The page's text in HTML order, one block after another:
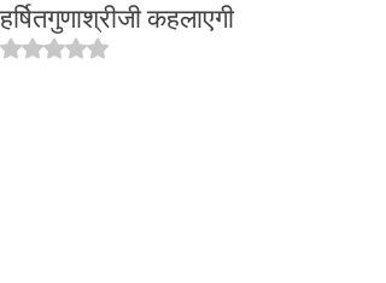
हर्षितगुणाश्रीजी कहलाएगी
Rated NaN out of 5 stars.